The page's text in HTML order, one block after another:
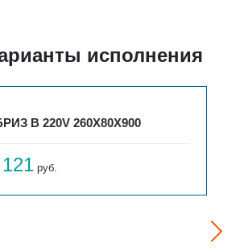
исполнения
В 220V 260X80X900
руб.